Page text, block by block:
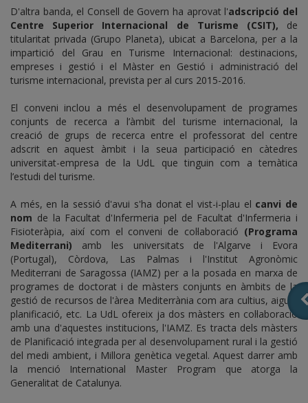
D'altra banda, el Consell de Govern ha aprovat l'adscripció del
Centre Superior Internacional de Turisme (CSIT), de
titularitat privada (Grupo Planeta), ubicat a Barcelona, per a la
impartició del Grau en Turisme Internacional: destinacions,
empreses i gestió i el Màster en Gestió i administració del
turisme internacional, prevista per al curs 2015-2016.
El conveni inclou a més el desenvolupament de programes
conjunts de recerca a l’àmbit del turisme internacional, la
creació de grups de recerca entre el professorat del centre
adscrit en aquest àmbit i la seua participació en càtedres
universitat-empresa de la UdL que tinguin com a temàtica
l’estudi del turisme.
A més, en la sessió d'avui s'ha donat el vist-i-plau el canvi de
nom de la Facultat d'Infermeria pel de Facultat d'Infermeria i
Fisioteràpia, així com el conveni de col·laboració (Programa
Mediterrani) amb les universitats de l'Algarve i Evora
(Portugal), Còrdova, Las Palmas i l'Institut Agronòmic
Mediterrani de Saragossa (IAMZ) per a la posada en marxa de
programes de doctorat i de màsters conjunts en àmbits de la
gestió de recursos de l'àrea Mediterrània com ara cultius, aigua,
planificació, etc. La UdL ofereix ja dos màsters en col·laboració
amb una d'aquestes institucions, l'IAMZ. Es tracta dels màsters
de Planificació integrada per al desenvolupament rural i la gestió
del medi ambient, i Millora genètica vegetal. Aquest darrer amb
la menció International Master Program que atorga la
Generalitat de Catalunya.